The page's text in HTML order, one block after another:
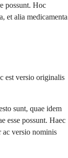
possunt. Hoc
et alia medicamenta
est versio originalis
sunt, quae idem
esse possunt. Haec
ac versio nominis